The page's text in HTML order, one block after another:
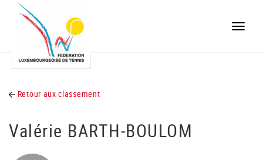
Toggle
Retour aux classement
Valérie BARTH-BOULOM